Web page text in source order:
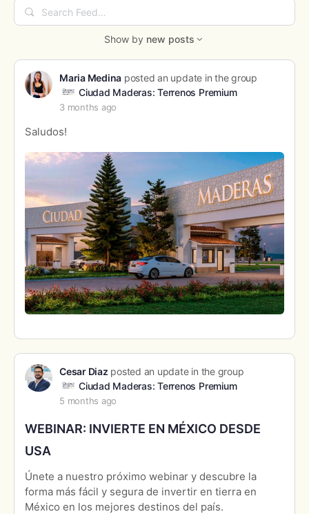
Search
Feed…
Show by new posts
Maria Medina posted an update in the group
Ciudad Maderas: Terrenos Premium
3 months ago
Saludos!
Cesar Diaz posted an update in the group
Ciudad Maderas: Terrenos Premium
5 months ago
WEBINAR: INVIERTE EN MÉXICO DESDE
USA
Únete a nuestro próximo webinar y descubre la
forma más fácil y segura de invertir en tierra en
México en los mejores destinos del país.